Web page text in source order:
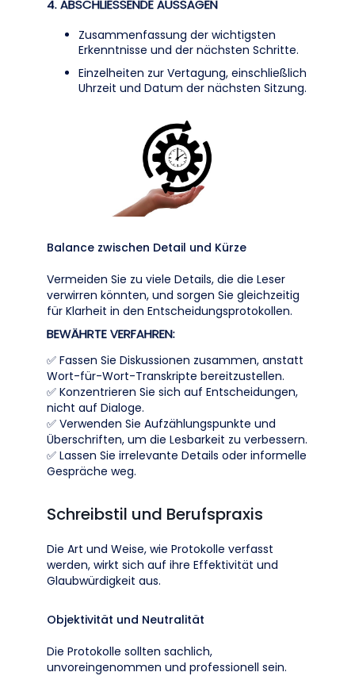
4. ABSCHLIESSENDE AUSSAGEN
Zusammenfassung der wichtigsten
Erkenntnisse und der nächsten Schritte.
Einzelheiten zur Vertagung, einschließlich
Uhrzeit und Datum der nächsten Sitzung.
Balance zwischen Detail und Kürze
Vermeiden Sie zu viele Details, die die Leser
verwirren könnten, und sorgen Sie gleichzeitig
für Klarheit in den Entscheidungsprotokollen.
BEWÄHRTE VERFAHREN:
✅ Fassen Sie Diskussionen zusammen, anstatt
Wort-für-Wort-Transkripte bereitzustellen.
✅ Konzentrieren Sie sich auf Entscheidungen,
nicht auf Dialoge.
✅ Verwenden Sie Aufzählungspunkte und
Überschriften, um die Lesbarkeit zu verbessern.
✅ Lassen Sie irrelevante Details oder informelle
Gespräche weg.
Schreibstil und Berufspraxis
Die Art und Weise, wie Protokolle verfasst
werden, wirkt sich auf ihre Effektivität und
Glaubwürdigkeit aus.
Objektivität und Neutralität
Die Protokolle sollten sachlich,
unvoreingenommen und professionell sein.